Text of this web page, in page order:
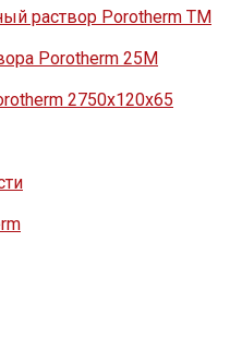
раствор Porotherm TM
Porotherm 25M
2750х120х65